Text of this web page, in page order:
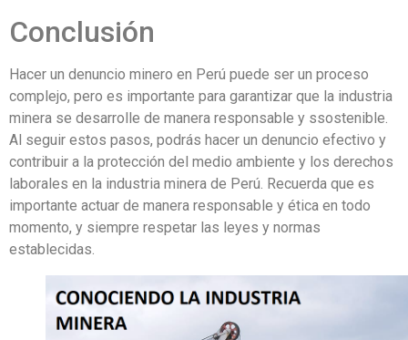
Conclusión
Hacer un denuncio minero en Perú puede ser un proceso
complejo, pero es importante para garantizar que la industria
minera se desarrolle de manera responsable y ssostenible.
Al seguir estos pasos, podrás hacer un denuncio efectivo y
contribuir a la protección del medio ambiente y los derechos
laborales en la industria minera de Perú. Recuerda que es
importante actuar de manera responsable y ética en todo
momento, y siempre respetar las leyes y normas
establecidas.